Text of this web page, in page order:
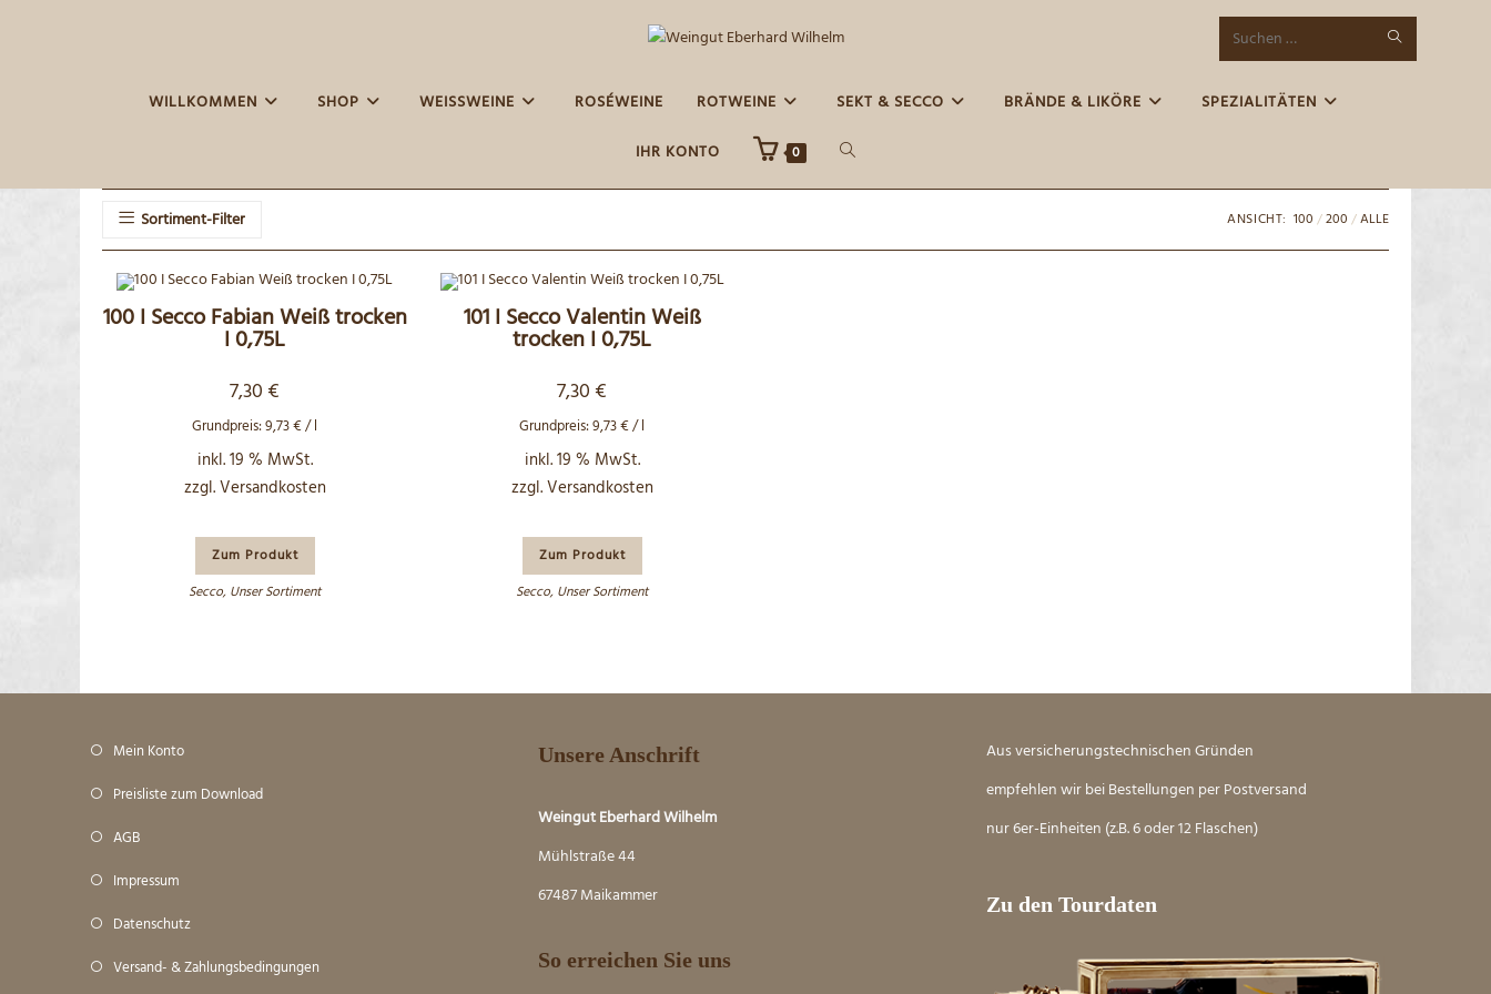
Diese
SUCHE
WILLKOMMEN
SHOP WEISSWEINE ROSÉWEINE ROTWEINE SEKT & SECCO BRÄNDE & LIKÖRE
SPEZIALITÄTEN
IHR KONTO
0
WEBSITE-
UMSCHALTEN
Sortiment-Filter ANSICHT: 100 200 ALLE
100 I Secco Fabian Weiß trocken
I 0,75L
7,30 €
Grundpreis:9,73€/l
inkl. 19 % MwSt.
zzgl.Versandkosten
Zum Produkt
Secco, Unser Sortiment
101 I Secco Valentin Weiß
trocken I 0,75L
7,30 €
Grundpreis:9,73€/l
inkl. 19 % MwSt.
zzgl.Versandkosten
Zum Produkt
Secco, Unser Sortiment
Mein Konto
Preisliste zum Download
AGB
Impressum
Datenschutz
Versand- & Zahlungsbedingungen
Unsere Anschrift
Weingut Eberhard Wilhelm
Mühlstraße 44
67487 Maikammer
So erreichen Sie uns
Aus versicherungstechnischen Gründen
empfehlen wir bei Bestellungen per Postversand
nur 6er-Einheiten (z.B. 6 oder 12 Flaschen)
Zu den Tourdaten